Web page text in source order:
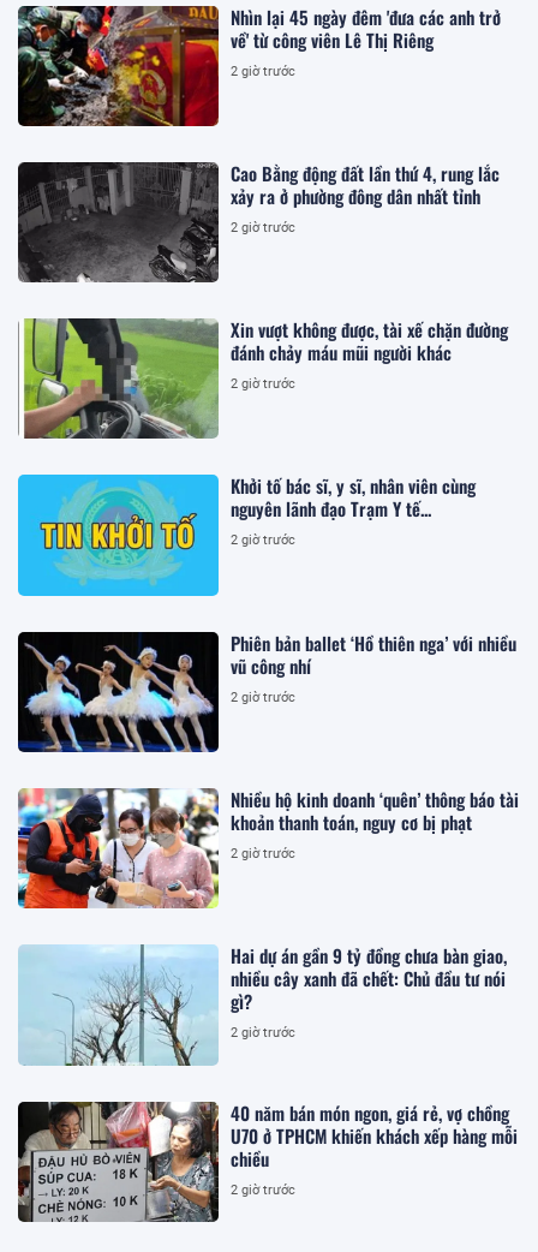
Nhìn lại 45 ngày đêm 'đưa các anh trở
về' từ công viên Lê Thị Riêng
2 giờ trước
Cao Bằng động đất lần thứ 4, rung lắc
xảy ra ở phường đông dân nhất tỉnh
2 giờ trước
Xin vượt không được, tài xế chặn đường
đánh chảy máu mũi người khác
2 giờ trước
Khởi tố bác sĩ, y sĩ, nhân viên cùng
nguyên lãnh đạo Trạm Y tế...
2 giờ trước
Phiên bản ballet ‘Hồ thiên nga’ với nhiều
vũ công nhí
2 giờ trước
Nhiều hộ kinh doanh ‘quên’ thông báo tài
khoản thanh toán, nguy cơ bị phạt
2 giờ trước
Hai dự án gần 9 tỷ đồng chưa bàn giao,
nhiều cây xanh đã chết: Chủ đầu tư nói
gì?
2 giờ trước
40 năm bán món ngon, giá rẻ, vợ chồng
U70 ở TPHCM khiến khách xếp hàng mỗi
chiều
2 giờ trước